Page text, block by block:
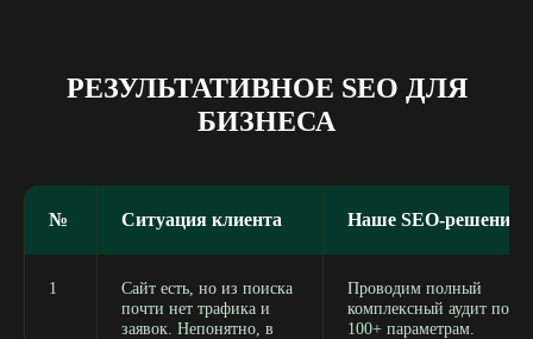
РЕЗУЛЬТАТИВНОЕ SEO ДЛЯ
БИЗНЕСА
№ Ситуация клиента Наше SEO-решение
1
Сайт есть, но из поиска
почти нет трафика и
заявок. Непонятно, в
Проводим полный
комплексный аудит по
100+ параметрам.